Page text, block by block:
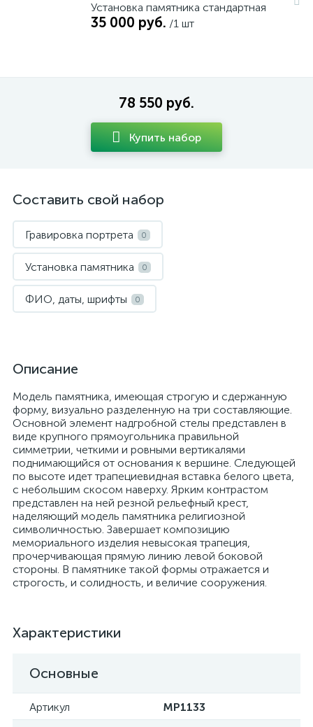
Установка памятника стандартная
35 000 руб. /1 шт
78 550 руб.
Купить набор
Составить свой набор
Гравировка портрета 0
Установка памятника 0
ФИО, даты, шрифты 0
Описание
Модель памятника, имеющая строгую и сдержанную
форму, визуально разделенную на три составляющие.
Основной элемент надгробной стелы представлен в
виде крупного прямоугольника правильной
симметрии, четкими и ровными вертикалями
поднимающийся от основания к вершине. Следующей
по высоте идет трапециевидная вставка белого цвета,
с небольшим скосом наверху. Ярким контрастом
представлен на ней резной рельефный крест,
наделяющий модель памятника религиозной
символичностью. Завершает композицию
мемориального изделия невысокая трапеция,
прочерчивающая прямую линию левой боковой
стороны. В памятнике такой формы отражается и
строгость, и солидность, и величие сооружения.
Характеристики
Основные
Артикул MP1133